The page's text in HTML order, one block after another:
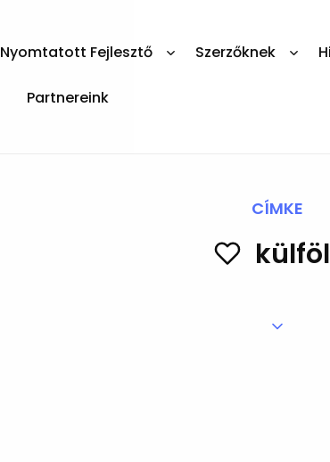
Nyomtatott Fejlesztő Szerzőknek
Partnereink
CÍMKE